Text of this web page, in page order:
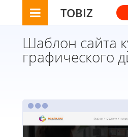
TOBIZ
Шаблон сайта
графического